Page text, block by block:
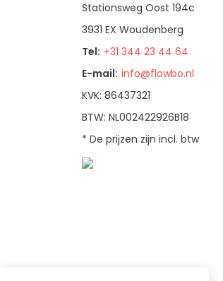
Stationsweg Oost 194c
3931 EX Woudenberg
Tel: +31 344 23 44 64
E-mail: info@flowbo.nl
KVK: 86437321
BTW: NL002422926B18
* De prijzen zijn incl. btw